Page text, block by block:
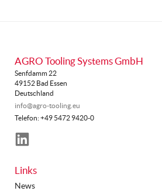
AGRO Tooling Systems GmbH
Senfdamm 22
49152 Bad Essen
Deutschland
info@agro-tooling.eu
Telefon: +49 5472 9420-0
LinkedIn
Links
News